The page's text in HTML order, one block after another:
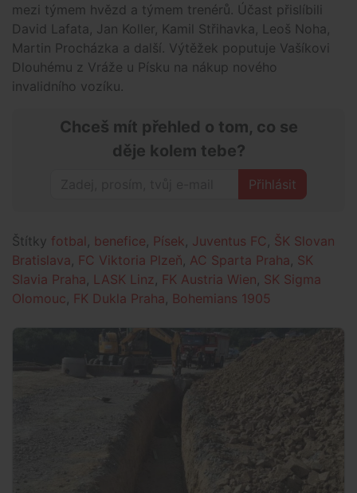
mezi týmem hvězd a týmem trenérů. Účast přislíbili
David Lafata, Jan Koller, Kamil Střihavka, Leoš Noha,
Martin Procházka a další. Výtěžek poputuje Vašíkovi
Dlouhému z Vráže u Písku na nákup nového
invalidního vozíku.
Chceš mít přehled o tom, co se
děje kolem tebe?
Přihlásit
Štítky fotbal benefice Písek Juventus FC ŠK Slovan
Bratislava FC Viktoria Plzeň AC Sparta Praha SK
Slavia Praha LASK Linz FK Austria Wien SK Sigma
Olomouc FK Dukla Praha Bohemians 1905